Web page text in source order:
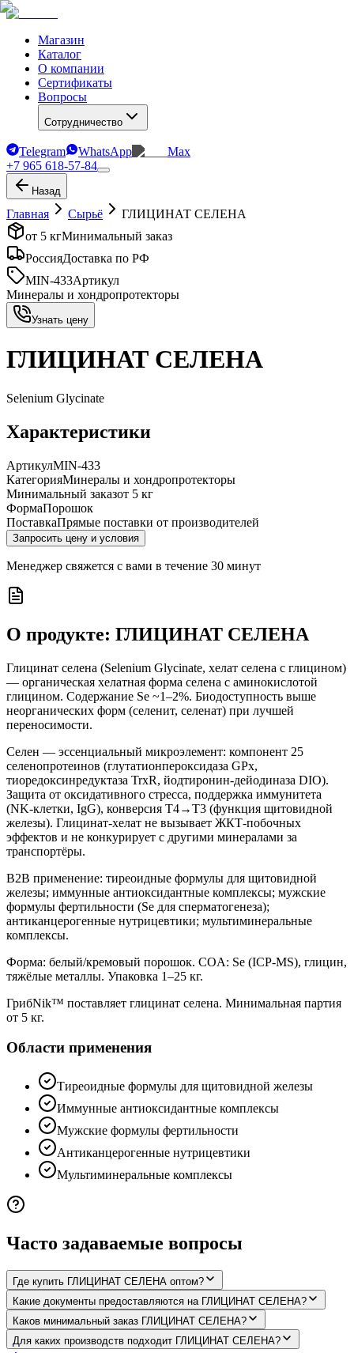
Магазин
Каталог
О компании
Сертификаты
Вопросы
Сотрудничество
Telegram WhatsApp
Max
+7 965 618-57-84
Назад
Главная Сырьё
ГЛИЦИНАТ СЕЛЕНА
от 5 кгМинимальный заказ
РоссияДоставка по РФ
MIN-433Артикул
Минералы и хондропротекторы
Узнать цену
ГЛИЦИНАТ СЕЛЕНА
Selenium Glycinate
Характеристики
АртикулMIN-433
КатегорияМинералы и хондропротекторы
Минимальный заказот 5 кг
ФормаПорошок
ПоставкаПрямые поставки от производителей
Запросить цену и условия
Менеджер свяжется с вами в течение 30 минут
О продукте: ГЛИЦИНАТ СЕЛЕНА
Глицинат селена (Selenium Glycinate, хелат селена с глицином)
— органическая хелатная форма селена с аминокислотой
глицином. Содержание Se ~1–2%. Биодоступность выше
неорганических форм (селенит, селенат) при лучшей
переносимости.
Селен — эссенциальный микроэлемент: компонент 25
селенопротеинов (глутатионпероксидаза GPx,
тиоредоксинредуктаза TrxR, йодтиронин-дейодиназа DIO).
Защита от оксидативного стресса, поддержка иммунитета
(NK-клетки, IgG), конверсия T4→T3 (функция щитовидной
железы). Глицинат-хелат не вызывает ЖКТ-побочных
эффектов и не конкурирует с другими минералами за
транспортёры.
B2B применение: тиреоидные формулы для щитовидной
железы; иммунные антиоксидантные комплексы; мужские
формулы фертильности (Se для сперматогенеза);
антиканцерогенные нутрицевтики; мультиминеральные
комплексы.
Форма: белый/кремовый порошок. COA: Se (ICP-MS), глицин,
тяжёлые металлы. Упаковка 1–25 кг.
ГрибNik™ поставляет глицинат селена. Минимальная партия
от 5 кг.
Области применения
Тиреоидные формулы для щитовидной железы
Иммунные антиоксидантные комплексы
Мужские формулы фертильности
Антиканцерогенные нутрицевтики
Мультиминеральные комплексы
Часто задаваемые вопросы
Где купить ГЛИЦИНАТ СЕЛЕНА оптом?
Какие документы предоставляются на ГЛИЦИНАТ СЕЛЕНА?
Каков минимальный заказ ГЛИЦИНАТ СЕЛЕНА?
Для каких производств подходит ГЛИЦИНАТ СЕЛЕНА?